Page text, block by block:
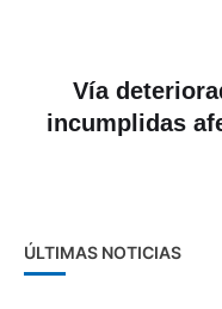
Vía
incumplidas
ÚLTIMAS NOTICIAS